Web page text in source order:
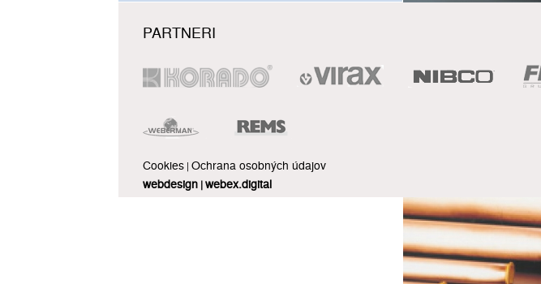
PARTNERI
Cookies | Ochrana osobných údajov
webdesign |webex.digital